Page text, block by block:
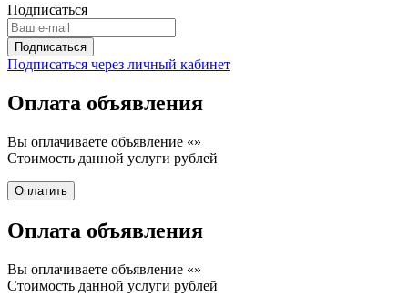
Подписаться
Подписаться через личный кабинет
Оплата объявления
Вы оплачиваете объявление «»
Стоимость данной услуги рублей
Оплата объявления
Вы оплачиваете объявление «»
Стоимость данной услуги рублей